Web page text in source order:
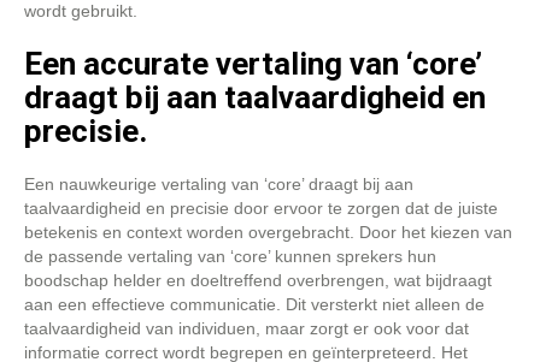
wordt gebruikt.
Een accurate vertaling van ‘core’
draagt bij aan taalvaardigheid en
precisie.
Een nauwkeurige vertaling van ‘core’ draagt bij aan
taalvaardigheid en precisie door ervoor te zorgen dat de juiste
betekenis en context worden overgebracht. Door het kiezen van
de passende vertaling van ‘core’ kunnen sprekers hun
boodschap helder en doeltreffend overbrengen, wat bijdraagt
aan een effectieve communicatie. Dit versterkt niet alleen de
taalvaardigheid van individuen, maar zorgt er ook voor dat
informatie correct wordt begrepen en geïnterpreteerd. Het